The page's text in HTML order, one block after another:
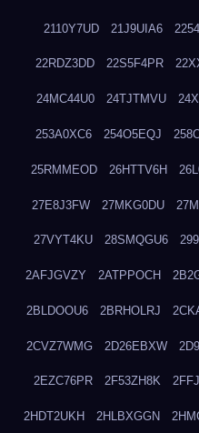
2110Y7UD 21J9UIA6
22RDZ3DD 22S5F4PR
24MC44U0 24TJTMVU
253A0XC6 254O5EQJ
25RMMEOD 26HTTV6H
27E8J3FW 27MKG0DU
27VYT4KU 28SMQGU6
2AFJGVZY 2ATPPOCH
2BLDOOU6 2BRHOLRJ
2CVZ7WMG 2D26EBXW
2EZC76PR 2F53ZH8K
2HDT2UKH 2HLBXGGN